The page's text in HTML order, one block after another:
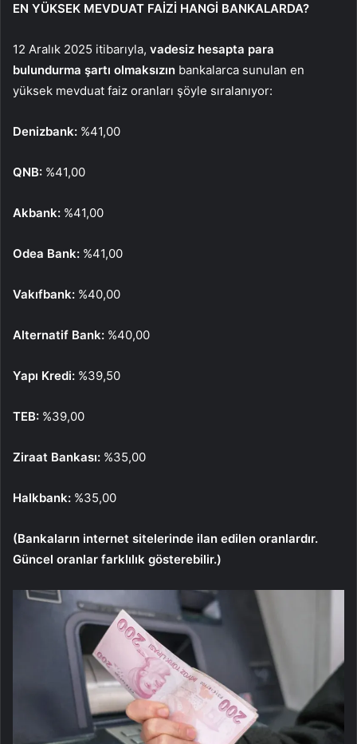
EN YÜKSEK MEVDUAT FAİZİ HANGİ BANKALARDA?
12 Aralık 2025 itibarıyla, vadesiz hesapta para
bulundurma şartı olmaksızın bankalarca sunulan en
yüksek mevduat faiz oranları şöyle sıralanıyor:
Denizbank: %41,00
QNB: %41,00
Akbank: %41,00
Odea Bank: %41,00
Vakıfbank: %40,00
Alternatif Bank: %40,00
Yapı Kredi: %39,50
TEB: %39,00
Ziraat Bankası: %35,00
Halkbank: %35,00
(Bankaların internet sitelerinde ilan edilen oranlardır.
Güncel oranlar farklılık gösterebilir.)